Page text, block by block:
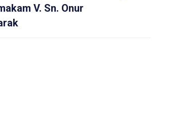
V. Sn. Onur